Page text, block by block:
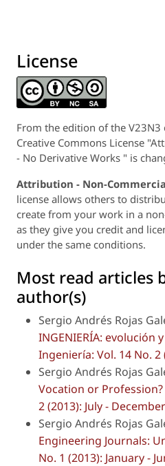
License
From the edition of the
Creative Commons License
- No Derivative Works " is
Attribution - Non-
license allows others to
create from your work in a
as they give you credit and
under the same conditions.
Most read articles
author(s)
Sergio Andrés Rojas
INGENIERÍA: evolución
Ingeniería: Vol. 14 No. 2
Sergio Andrés Rojas
Vocation or Profession?
2 (2013): July - December
Sergio Andrés Rojas
Engineering Journals:
No. 1 (2013): January -